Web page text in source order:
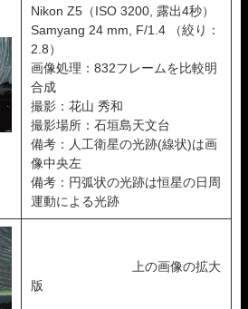
Nikon Z5（ISO 3200, 露出4秒）
Samyang 24 mm, F/1.4 （絞り：
2.8）
画像処理：832フレームを比較明
合成
撮影：花山 秀和
撮影場所：石垣島天文台
備考：人工衛星の光跡(線状)は画
像中央左
備考：円弧状の光跡は恒星の日周
運動による光跡
上の画像の拡大
版